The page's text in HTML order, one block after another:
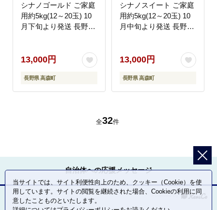
シナノゴールド ご家庭
用約5kg(12～20玉) 10
月下旬より発送 長野県
物 旬のりんご 訳あり
アグリスタくましろ
13,000円
長野県 高森町
シナノスイート ご家庭
用約5kg(12～20玉) 10
月中旬より発送 長野県
物 旬のりんご 訳あり
アグリスタくましろ
13,000円
長野県 高森町
全32件
自治体への応援メッセージ
当サイトでは、サイト利便性向上のため、クッキー（Cookie）を使
用しています。サイトの閲覧を継続された場合、Cookieの利用に同
意したことものといたします。